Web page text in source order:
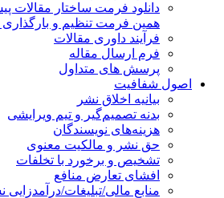
دانلود فرمت ساختار مقالات
همین فرمت تنظیم و بارگذاری
فرآیند داوری مقالات
فرم ارسال مقاله
پرسش های متداول
اصول شفافیت
بیانیه اخلاق نشر
بدنه تصمیم‌گیر و تیم ویرایشی
هزینه‌های نویسندگان
حق نشر و مالکیت معنوی
تشخیص و برخورد با تخلفات
افشای تعارض منافع
منابع مالی/تبلیغات/درآمدزایی